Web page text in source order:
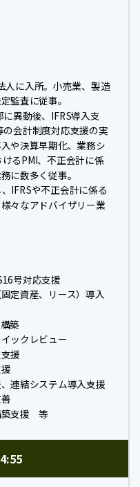
に入所。小売業、製造
監査に従事。
異動後、IFRS導入支
会計制度対応支援の実
や決算早期化、業務シ
るPMI、不正会計に係
に数多く従事。
IFRSや不正会計に係る
々なアドバイザリー業
号対応支援
定資産、リース）導入
築
ックレビュー
援
連結システム導入支援
築支援 等